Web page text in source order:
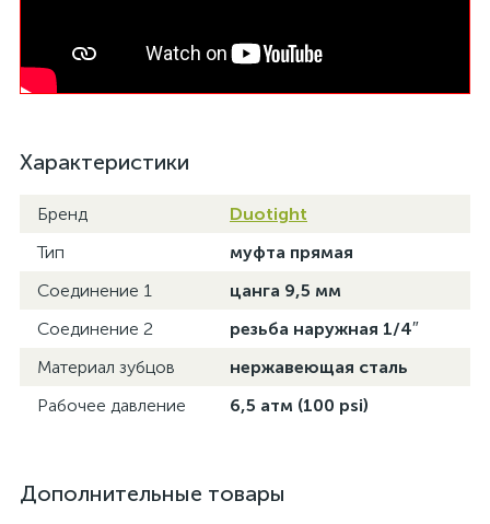
Характеристики
Бренд
Duotight
Тип
муфта прямая
Соединение 1
цанга 9,5 мм
Соединение 2
резьба наружная 1/4″
Материал зубцов
нержавеющая сталь
Рабочее давление
6,5 атм (100 psi)
Дополнительные товары